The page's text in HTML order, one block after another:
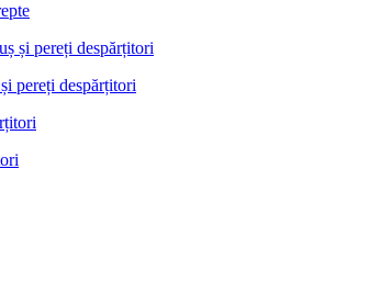
pereți despărțitori